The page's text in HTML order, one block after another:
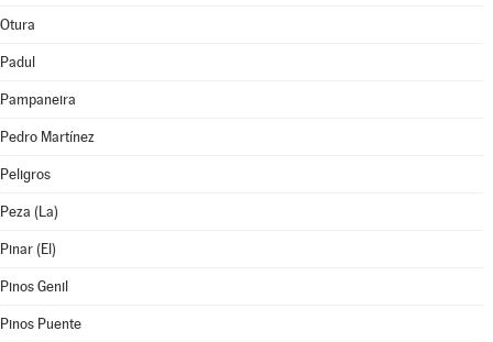
Otura
Padul
Pampaneira
Pedro Martínez
Peligros
Peza (La)
Pinar (El)
Pinos Genil
Pinos Puente